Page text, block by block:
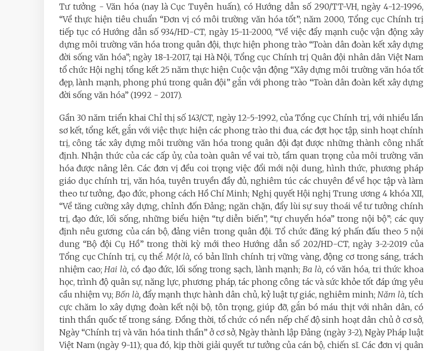
Tư tưởng - Văn hóa (nay là Cục Tuyên huấn), có Hướng dẫn số 290/TT-VH, ngày 4-12-1996,
“Về thực hiện tiêu chuẩn “Đơn vị có môi trường văn hóa tốt”; năm 2000, Tổng cục Chính trị
tiếp tục có Hướng dẫn số 934/HD-CT, ngày 15-11-2000, “Về việc đẩy mạnh cuộc vận động xây
dựng môi trường văn hóa trong quân đội, thực hiện phong trào “Toàn dân đoàn kết xây dựng
đời sống văn hóa”; ngày 18-1-2017, tại Hà Nội, Tổng cục Chính trị Quân đội nhân dân Việt Nam
tổ chức Hội nghị tổng kết 25 năm thực hiện Cuộc vận động “Xây dựng môi trường văn hóa tốt
đẹp, lành mạnh, phong phú trong quân đội” gắn với phong trào “Toàn dân đoàn kết xây dựng
đời sống văn hóa” (1992 - 2017).
Gần 30 năm triển khai Chỉ thị số 143/CT, ngày 12-5-1992, của Tổng cục Chính trị, với nhiều lần
sơ kết, tổng kết, gắn với việc thực hiện các phong trào thi đua, các đợt học tập, sinh hoạt chính
trị, công tác xây dựng môi trường văn hóa trong quân đội đạt được những thành công nhất
định. Nhận thức của các cấp ủy, của toàn quân về vai trò, tầm quan trọng của môi trường văn
hóa được nâng lên. Các đơn vị đều coi trọng việc đổi mới nội dung, hình thức, phương pháp
giáo dục chính trị, văn hóa, tuyên truyền đầy đủ, nghiêm túc các chuyên đề về học tập và làm
theo tư tưởng, đạo đức, phong cách Hồ Chí Minh; Nghị quyết Hội nghị Trung ương 4 khóa XII,
“Về tăng cường xây dựng, chỉnh đốn Đảng; ngăn chặn, đẩy lùi sự suy thoái về tư tưởng chính
trị, đạo đức, lối sống, những biểu hiện “tự diễn biến”, “tự chuyển hóa” trong nội bộ”; các quy
định nêu gương của cán bộ, đảng viên trong quân đội. Tổ chức đăng ký phấn đấu theo 5 nội
dung “Bộ đội Cụ Hồ” trong thời kỳ mới theo Hướng dẫn số 202/HD-CT, ngày 3-2-2019 của
Tổng cục Chính trị, cụ thể:Một là, có bản lĩnh chính trị vững vàng, động cơ trong sáng, trách
nhiệm cao;Hai là, có đạo đức, lối sống trong sạch, lành mạnh;Ba là,có văn hóa, tri thức khoa
học, trình độ quân sự, năng lực, phương pháp, tác phong công tác và sức khỏe tốt đáp ứng yêu
cầu nhiệm vụ;Bốn là, đẩy mạnh thực hành dân chủ, kỷ luật tự giác, nghiêm minh; Năm là,tích
cực chăm lo xây dựng đoàn kết nội bộ, tôn trọng, giúp đỡ, gắn bó máu thịt với nhân dân, có
tinh thần quốc tế trong sáng. Đồng thời, tổ chức có nền nếp chế độ sinh hoạt dân chủ ở cơ sở,
Ngày “Chính trị và văn hóa tinh thần” ở cơ sở, Ngày thành lập Đảng (ngày 3-2), Ngày Pháp luật
Việt Nam (ngày 9-11); qua đó, kịp thời giải quyết tư tưởng của cán bộ, chiến sĩ. Các đơn vị quân